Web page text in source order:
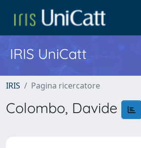
IRIS UniCatt
IRIS Pagina ricercatore
Colombo, Davide